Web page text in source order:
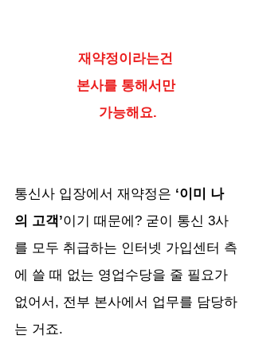
재약정이라는건
본사를 통해서만
가능해요.
통신사 입장에서 재약정은 ‘이미 나
의 고객’이기 때문에? 굳이 통신 3사
를 모두 취급하는 인터넷 가입센터 측
에 쓸 때 없는 영업수당을 줄 필요가
없어서, 전부 본사에서 업무를 담당하
는 거죠.